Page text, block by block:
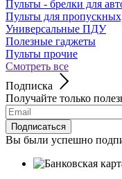
Пульты - брелки для
Пульты для
Универсальные ПДУ
Полезные гаджеты
Пульты прочие
Смотреть все
Подписка
Получайте только
Подписаться
Вы были успешно